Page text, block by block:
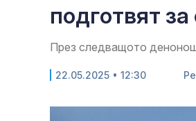
подготвят
През следващото
22.05.2025 • 12:30